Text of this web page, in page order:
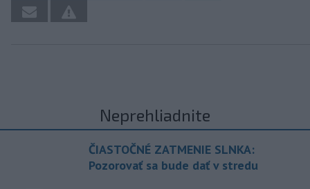
Neprehliadnite
ČIASTOČNÉ ZATMENIE SLNKA:
Pozorovať sa bude dať v stredu